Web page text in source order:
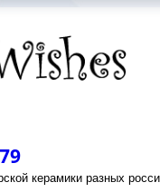
керамики разных